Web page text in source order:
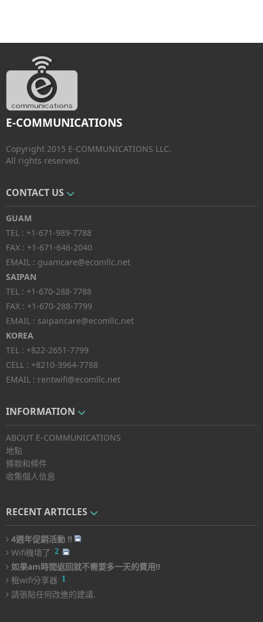
E-COMMUNICATIONS
Copyright 2015 E-COMMUNICATIONS LLC.
All rights reserved.
CONTACT US
GUAM
TEL : +1-671-989-7788
FAX : +1-671-646-2040
EMAIL : guamcare@ecomllc.net
SAIPAN
TEL : +1-670-288-7788
FAX : +1-670-288-7799
EMAIL : saipancare@ecomllc.net
KOREA
TEL : +822-2651-7799
CELL : +8210-3964-7788
EMAIL : rentwifi@ecomllc.net
INFORMATION
ABOUT E-COMMUNICATIONS
地點
條款和條件
收集個人信息
RECENT ARTICLES
4週年促銷活動 !!
Wifi機壞了 2
如果am時間返回就不需要多一天的費用!!
租wifi分享器 1
請張貼任何改進的建議.